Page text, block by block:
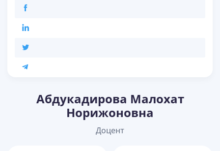
Абдукадирова Малохат
Норижоновна
Доцент